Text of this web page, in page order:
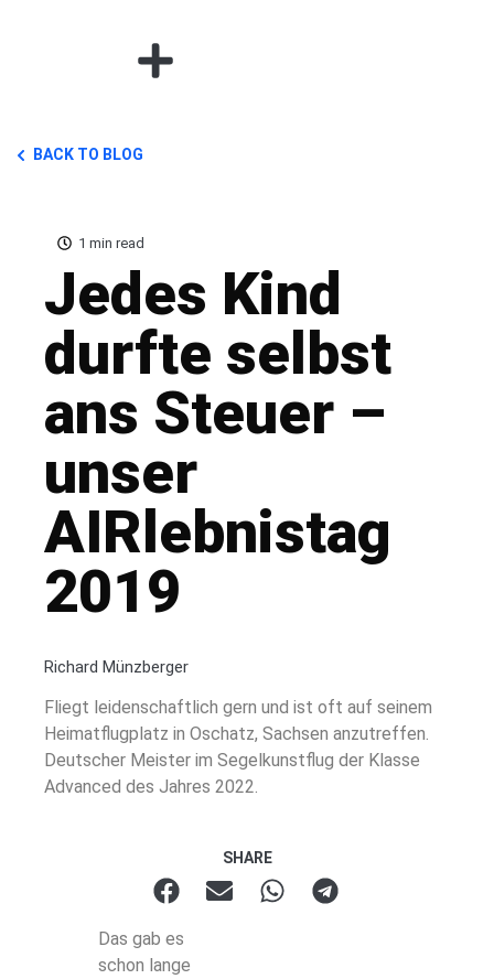
BACK TO BLOG
1 min read
Jedes Kind
durfte selbst
ans Steuer –
unser
AIRlebnistag
2019
Richard Münzberger
Fliegt leidenschaftlich gern und ist oft auf seinem
Heimatflugplatz in Oschatz, Sachsen anzutreffen.
Deutscher Meister im Segelkunstflug der Klasse
Advanced des Jahres 2022.
SHARE
Das gab es
schon lange